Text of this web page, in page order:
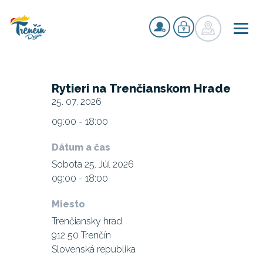
Rytieri na Trenčianskom Hrade
25. 07. 2026
09:00 - 18:00
Dátum a čas
Sobota 25. Júl 2026
09:00 - 18:00
Miesto
Trenčiansky hrad
912 50 Trenčín
Slovenská republika